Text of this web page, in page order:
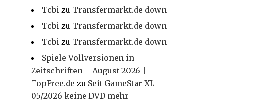
Tobi zu Transfermarkt.de down
Tobi zu Transfermarkt.de down
Tobi zu Transfermarkt.de down
Spiele-Vollversionen in
Zeitschriften – August 2026 |
TopFree.de zu Seit GameStar XL
05/2026 keine DVD mehr